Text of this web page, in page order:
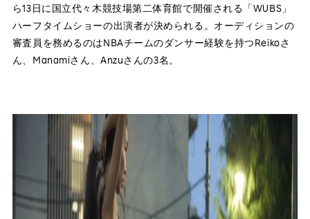
ら13日に国立代々木競技場第二体育館で開催される「WUBS」
ハーフタイムショーの出演者が決められる。オーディションの
審査員を務めるのはNBAチームのダンサー経験を持つReikoさ
ん、Manamiさん、Anzuさんの3名。